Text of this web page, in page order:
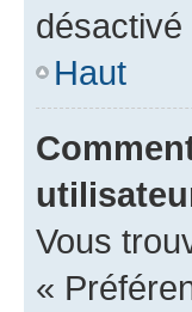
désactivé
Haut
Vous
«